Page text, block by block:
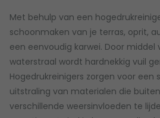
Met behulp van een
schoonmaken van je terras, oprit,
een eenvoudig karwei. Door middel
waterstraal wordt hardnekkig vuil
Hogedrukreinigers zorgen voor een
uitstraling van materialen die
verschillende weersinvloeden te